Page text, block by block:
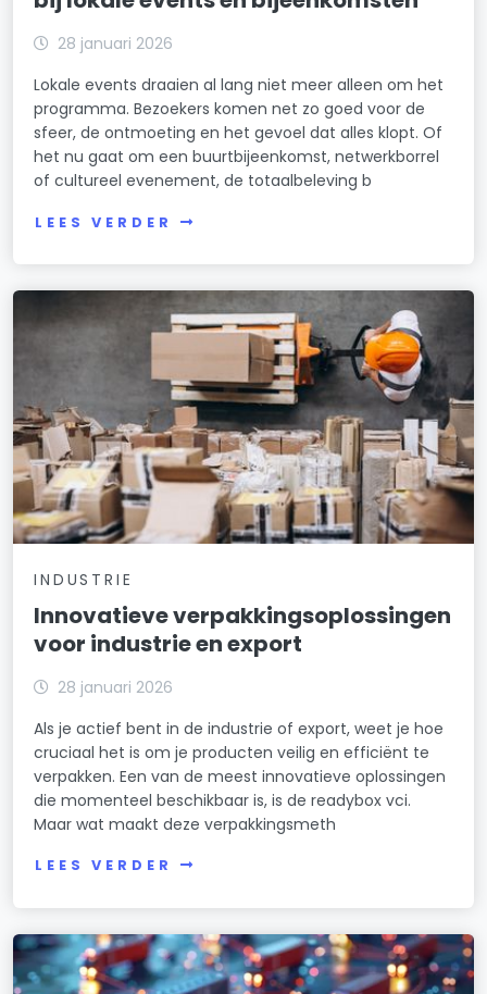
28 januari 2026
Lokale events draaien al lang niet meer alleen om het
programma. Bezoekers komen net zo goed voor de
sfeer, de ontmoeting en het gevoel dat alles klopt. Of
het nu gaat om een buurtbijeenkomst, netwerkborrel
of cultureel evenement, de totaalbeleving b
LEES VERDER
INDUSTRIE
Innovatieve verpakkingsoplossingen
voor industrie en export
28 januari 2026
Als je actief bent in de industrie of export, weet je hoe
cruciaal het is om je producten veilig en efficiënt te
verpakken. Een van de meest innovatieve oplossingen
die momenteel beschikbaar is, is de readybox vci.
Maar wat maakt deze verpakkingsmeth
LEES VERDER